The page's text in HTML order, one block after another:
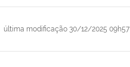
última modificação30/12/2025 09h57